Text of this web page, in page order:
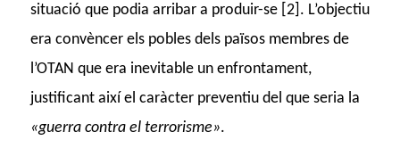
situació que podia arribar a produir-se [2]. L’objectiu
era convèncer els pobles dels països membres de
l’OTAN que era inevitable un enfrontament,
justificant així el caràcter preventiu del que seria la
«guerra contra el terrorisme».